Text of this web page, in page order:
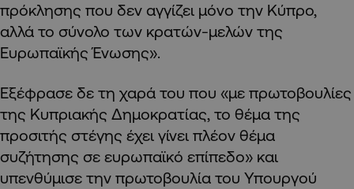
πρόκλησης που δεν αγγίζει μόνο την Κύπρο,
αλλά το σύνολο των κρατών-μελών της
Ευρωπαϊκής Ένωσης».
Εξέφρασε δε τη χαρά του που «με πρωτοβουλίες
της Κυπριακής Δημοκρατίας, το θέμα της
προσιτής στέγης έχει γίνει πλέον θέμα
συζήτησης σε ευρωπαϊκό επίπεδο» και
υπενθύμισε την πρωτοβουλία του Υπουργού